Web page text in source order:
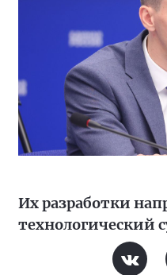
Их разработки
технологический